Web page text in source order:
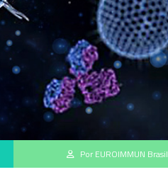
Por EUROIMMUN Brasil